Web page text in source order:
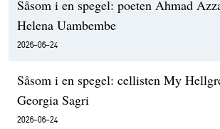
Såsom i en spegel: poeten Ahmad
Helena Uambembe
2026-06-24
Såsom i en spegel: cellisten My
Georgia Sagri
2026-06-24